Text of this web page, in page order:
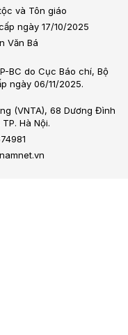
và Tôn giáo
ngày 17/10/2025
Văn Bá
BC do Cục Báo chí, Bộ
ngày 06/11/2025.
(VNTA), 68 Dương Đình
Hà Nội.